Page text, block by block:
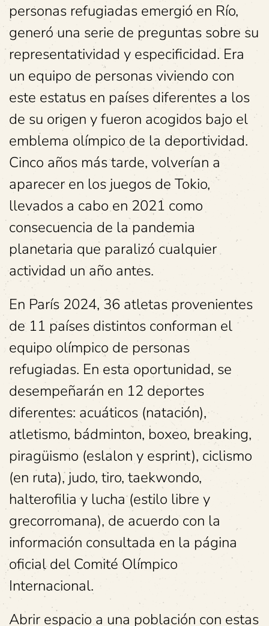
personas refugiadas emergió en Río,
generó una serie de preguntas sobre su
representatividad y especificidad. Era
un equipo de personas viviendo con
este estatus en países diferentes a los
de su origen y fueron acogidos bajo el
emblema olímpico de la deportividad.
Cinco años más tarde, volverían a
aparecer en los juegos de Tokio,
llevados a cabo en 2021 como
consecuencia de la pandemia
planetaria que paralizó cualquier
actividad un año antes.
En París 2024, 36 atletas provenientes
de 11 países distintos conforman el
equipo olímpico de personas
refugiadas. En esta oportunidad, se
desempeñarán en 12 deportes
diferentes: acuáticos (natación),
atletismo, bádminton, boxeo, breaking,
piragüismo (eslalon y esprint), ciclismo
(en ruta), judo, tiro, taekwondo,
halterofilia y lucha (estilo libre y
grecorromana), de acuerdo con la
información consultada en la página
oficial del Comité Olímpico
Internacional.
Abrir espacio a una población con estas